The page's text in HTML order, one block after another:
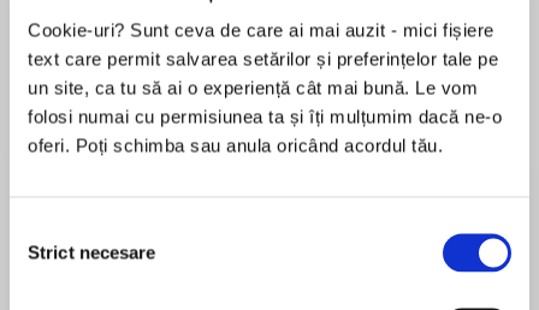
Cookie-uri? Sunt ceva de care ai mai auzit - mici fișiere
text care permit salvarea setărilor și preferințelor tale pe
un site, ca tu să ai o experiență cât mai bună. Le vom
folosi numai cu permisiunea ta și îți mulțumim dacă ne-o
oferi. Poți schimba sau anula oricând acordul tău.
consimțământului
Strict necesare
Desprecarte
The New York Times bestselling author of Eat to
medicine offers a scientifically proven, practical
program to prevent and reverse diabetes—